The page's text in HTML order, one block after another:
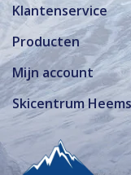
Klantenservice
Producten
Mijn account
Skicentrum